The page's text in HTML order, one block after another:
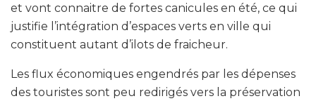
et vont connaitre de fortes canicules en été, ce qui
justifie l’intégration d’espaces verts en ville qui
constituent autant d’ilots de fraicheur.
Les flux économiques engendrés par les dépenses
des touristes sont peu redirigés vers la préservation